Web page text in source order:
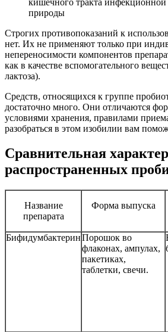
природы
Строгих противопоказаний к
нет. Их не применяют только при
непереносимости компонентов
как в качестве вспомогательного
лактоза).
Средств, относящихся к группе
достаточно много. Они отличаются
условиями хранения, правилами
разобраться в этом изобилии вам
Сравнительная
распространенных
Название
препарата
Форма выпуска
БифидумбактеринПорошок во
флаконах, ампулах,
пакетиках,
таблетки, свечи.